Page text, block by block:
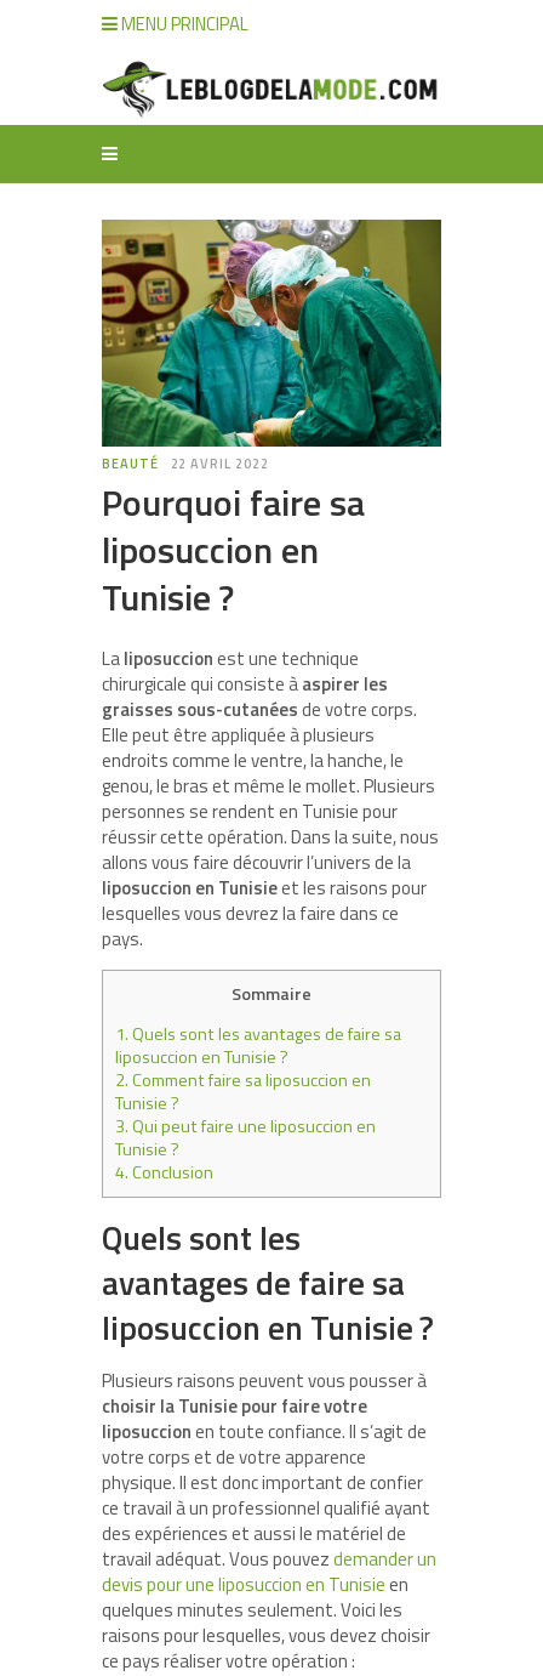
MENU PRINCIPAL
BEAUTÉ 22 AVRIL 2022
Pourquoi faire sa
liposuccion en
Tunisie ?
Laliposuccionest une technique
chirurgicale qui consiste àaspirer les
graisses sous-cutanéesde votre corps.
Elle peut être appliquée à plusieurs
endroits comme le ventre, la hanche, le
genou, le bras et même le mollet. Plusieurs
personnes se rendent en Tunisie pour
réussir cette opération. Dans la suite, nous
allons vous faire découvrir l’univers de la
liposuccion en Tunisieet les raisons pour
lesquelles vous devrez la faire dans ce
pays.
Sommaire
1.Quels sont les avantages de faire sa
liposuccion en Tunisie ?
2.Comment faire sa liposuccion en
Tunisie ?
3.Qui peut faire une liposuccion en
Tunisie ?
4.Conclusion
Quels sont les
avantages de faire sa
liposuccion en Tunisie ?
Plusieurs raisons peuvent vous pousser à
choisir la Tunisie pour faire votre
liposuccionen toute confiance. Il s’agit de
votre corps et de votre apparence
physique. Il est donc important de confier
ce travail à un professionnel qualifié ayant
des expériences et aussi le matériel de
travail adéquat. Vous pouvezdemander un
devis pour une liposuccion en Tunisieen
quelques minutes seulement. Voici les
raisons pour lesquelles, vous devez choisir
ce pays réaliser votre opération :